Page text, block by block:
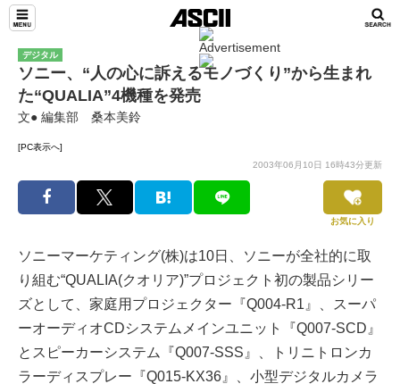
デジタル
ソニー、“人の心に訴えるモノづくり”から生まれ
た“QUALIA”4機種を発売
文● 編集部 桑本美鈴
[PC表示へ]
2003年06月10日 16時43分更新
お気に入り
ソニーマーケティング(株)は10日、ソニーが全社的に取
り組む“QUALIA(クオリア)”プロジェクト初の製品シリー
ズとして、家庭用プロジェクター『Q004-R1』、スーパ
ーオーディオCDシステムメインユニット『Q007-SCD』
とスピーカーシステム『Q007-SSS』、トリニトロンカ
ラーディスプレー『Q015-KX36』、小型デジタルカメラ